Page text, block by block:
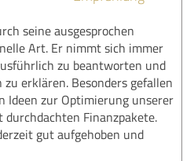
seine ausgesprochen
Art. Er nimmt sich immer
zu beantworten und
erklären. Besonders gefallen
Ideen zur Optimierung unserer
durchdachten Finanzpakete.
gut aufgehoben und